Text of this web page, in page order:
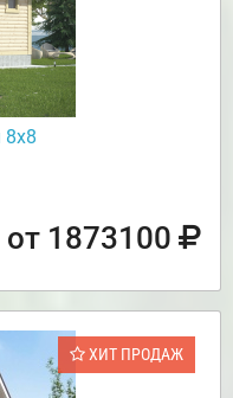
от 1873100
ХИТ ПРОДАЖ